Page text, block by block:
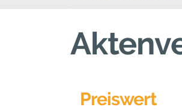
Preiswert